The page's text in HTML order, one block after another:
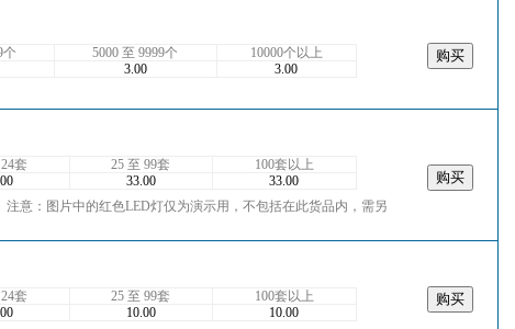
个 5000 至 9999个
10000个以上
3.00
3.00
套 25 至 99套
100套以上
33.00
33.00
注意：图片中的红色LED灯仅为演示用，不包括在此货品内，需另
套 25 至 99套
100套以上
10.00
10.00